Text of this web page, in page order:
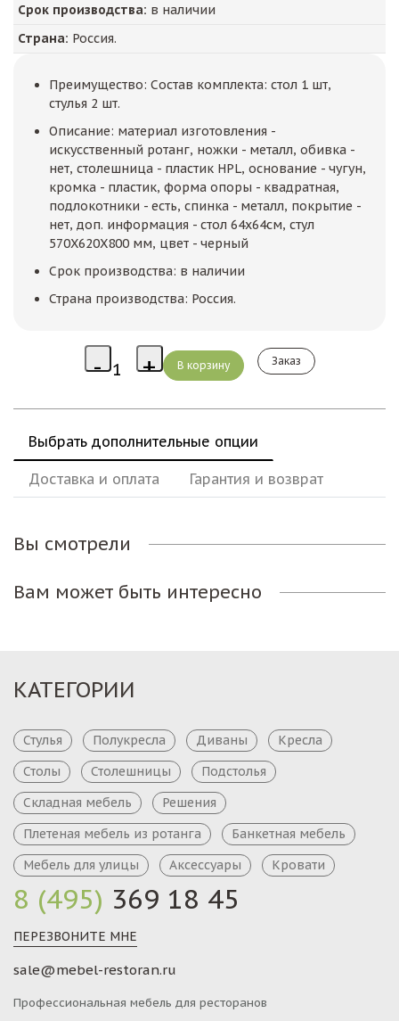
Срок производства: в наличии
Страна: Россия.
Преимущество: Состав комплекта: стол 1 шт,
стулья 2 шт.
Описание: материал изготовления -
искусственный ротанг, ножки - металл, обивка -
нет, столешница - пластик HPL, основание - чугун,
кромка - пластик, форма опоры - квадратная,
подлокотники - есть, спинка - металл, покрытие -
нет, доп. информация - стол 64х64см, стул
570X620X800 мм, цвет - черный
Срок производства: в наличии
Страна производства: Россия.
Заказ
Выбрать дополнительные опции
Доставка и оплата Гарантия и возврат
Вы смотрели
Вам может быть интересно
8 (495) 369 18 45
ПЕРЕЗВОНИТЕ МНЕ
sale@mebel-restoran.ru
Профессиональная мебель для ресторанов
КАТЕГОРИИ
Стулья Полукресла Диваны
Кресла
Столы
Столешницы
Подстолья
Складная мебель
Решения
Плетеная мебель из ротанга
Банкетная мебель
Мебель для улицы
Аксессуары Кровати